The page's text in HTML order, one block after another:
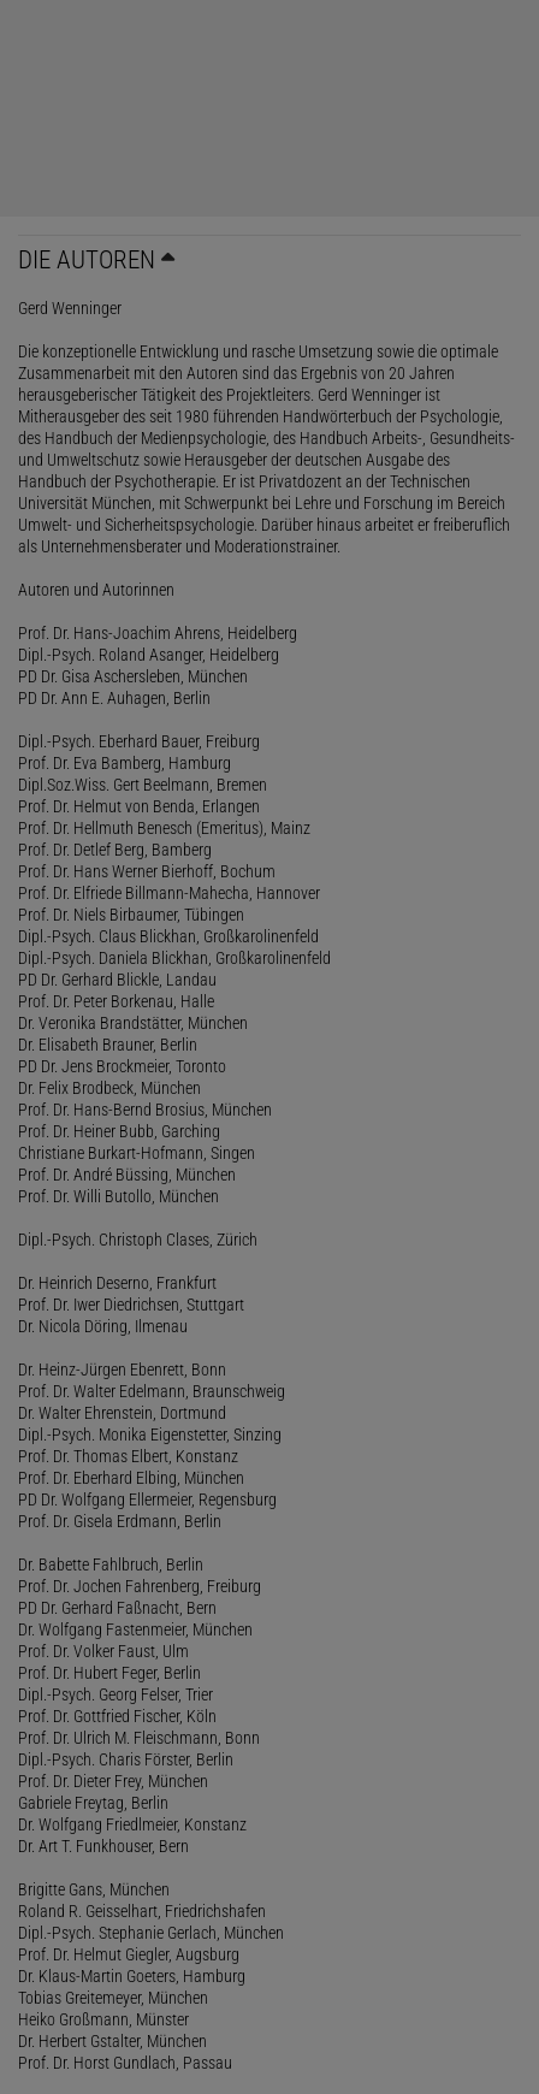
DIE AUTOREN
Gerd Wenninger
Die konzeptionelle Entwicklung und rasche Umsetzung sowie die optimale
Zusammenarbeit mit den Autoren sind das Ergebnis von 20 Jahren
herausgeberischer Tätigkeit des Projektleiters. Gerd Wenninger ist
Mitherausgeber des seit 1980 führenden Handwörterbuch der Psychologie,
des Handbuch der Medienpsychologie, des Handbuch Arbeits-, Gesundheits-
und Umweltschutz sowie Herausgeber der deutschen Ausgabe des
Handbuch der Psychotherapie. Er ist Privatdozent an der Technischen
Universität München, mit Schwerpunkt bei Lehre und Forschung im Bereich
Umwelt- und Sicherheitspsychologie. Darüber hinaus arbeitet er freiberuflich
als Unternehmensberater und Moderationstrainer.
Autoren und Autorinnen
Prof. Dr. Hans-Joachim Ahrens, Heidelberg
Dipl.-Psych. Roland Asanger, Heidelberg
PD Dr. Gisa Aschersleben, München
PD Dr. Ann E. Auhagen, Berlin
Dipl.-Psych. Eberhard Bauer, Freiburg
Prof. Dr. Eva Bamberg, Hamburg
Dipl.Soz.Wiss. Gert Beelmann, Bremen
Prof. Dr. Helmut von Benda, Erlangen
Prof. Dr. Hellmuth Benesch (Emeritus), Mainz
Prof. Dr. Detlef Berg, Bamberg
Prof. Dr. Hans Werner Bierhoff, Bochum
Prof. Dr. Elfriede Billmann-Mahecha, Hannover
Prof. Dr. Niels Birbaumer, Tübingen
Dipl.-Psych. Claus Blickhan, Großkarolinenfeld
Dipl.-Psych. Daniela Blickhan, Großkarolinenfeld
PD Dr. Gerhard Blickle, Landau
Prof. Dr. Peter Borkenau, Halle
Dr. Veronika Brandstätter, München
Dr. Elisabeth Brauner, Berlin
PD Dr. Jens Brockmeier, Toronto
Dr. Felix Brodbeck, München
Prof. Dr. Hans-Bernd Brosius, München
Prof. Dr. Heiner Bubb, Garching
Christiane Burkart-Hofmann, Singen
Prof. Dr. André Büssing, München
Prof. Dr. Willi Butollo, München
Dipl.-Psych. Christoph Clases, Zürich
Dr. Heinrich Deserno, Frankfurt
Prof. Dr. Iwer Diedrichsen, Stuttgart
Dr. Nicola Döring, Ilmenau
Dr. Heinz-Jürgen Ebenrett, Bonn
Prof. Dr. Walter Edelmann, Braunschweig
Dr. Walter Ehrenstein, Dortmund
Dipl.-Psych. Monika Eigenstetter, Sinzing
Prof. Dr. Thomas Elbert, Konstanz
Prof. Dr. Eberhard Elbing, München
PD Dr. Wolfgang Ellermeier, Regensburg
Prof. Dr. Gisela Erdmann, Berlin
Dr. Babette Fahlbruch, Berlin
Prof. Dr. Jochen Fahrenberg, Freiburg
PD Dr. Gerhard Faßnacht, Bern
Dr. Wolfgang Fastenmeier, München
Prof. Dr. Volker Faust, Ulm
Prof. Dr. Hubert Feger, Berlin
Dipl.-Psych. Georg Felser, Trier
Prof. Dr. Gottfried Fischer, Köln
Prof. Dr. Ulrich M. Fleischmann, Bonn
Dipl.-Psych. Charis Förster, Berlin
Prof. Dr. Dieter Frey, München
Gabriele Freytag, Berlin
Dr. Wolfgang Friedlmeier, Konstanz
Dr. Art T. Funkhouser, Bern
Brigitte Gans, München
Roland R. Geisselhart, Friedrichshafen
Dipl.-Psych. Stephanie Gerlach, München
Prof. Dr. Helmut Giegler, Augsburg
Dr. Klaus-Martin Goeters, Hamburg
Tobias Greitemeyer, München
Heiko Großmann, Münster
Dr. Herbert Gstalter, München
Prof. Dr. Horst Gundlach, Passau